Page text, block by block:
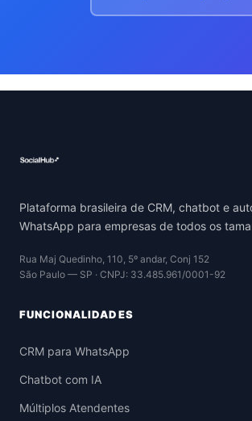
Plataforma brasileira de CRM, chatbot e
WhatsApp para empresas de todos os
Rua Maj Quedinho, 110, 5º andar, Conj 152
São Paulo — SP · CNPJ: 33.485.961/0001-92
FUNCIONALIDADES
CRM para WhatsApp
Chatbot com IA
Múltiplos Atendentes